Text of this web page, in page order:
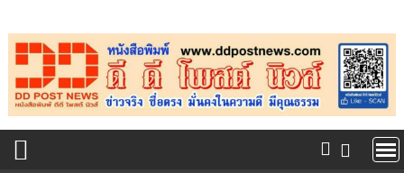
to
content